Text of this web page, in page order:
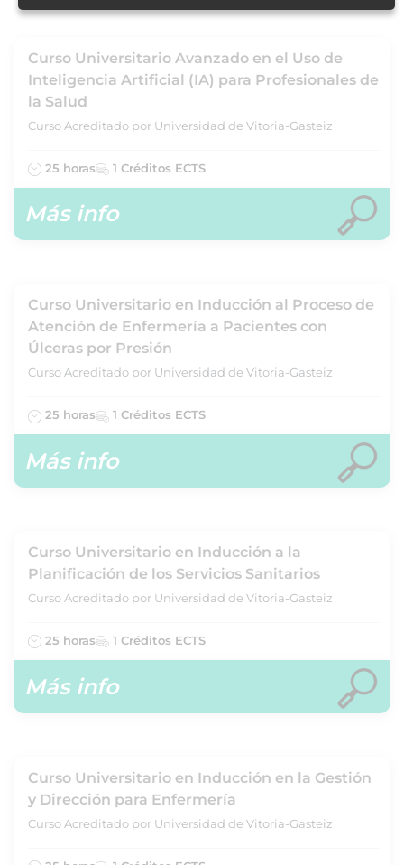
Curso Universitario Avanzado en el Uso de
Inteligencia Artificial (IA) para Profesionales de
la Salud
Curso Acreditado por Universidad de Vitoria-Gasteiz
25 horas 1 Créditos ECTS
Más info
Curso Universitario en Inducción al Proceso de
Atención de Enfermería a Pacientes con
Úlceras por Presión
Curso Acreditado por Universidad de Vitoria-Gasteiz
25 horas 1 Créditos ECTS
Más info
Curso Universitario en Inducción a la
Planificación de los Servicios Sanitarios
Curso Acreditado por Universidad de Vitoria-Gasteiz
25 horas 1 Créditos ECTS
Más info
Curso Universitario en Inducción en la Gestión
y Dirección para Enfermería
Curso Acreditado por Universidad de Vitoria-Gasteiz